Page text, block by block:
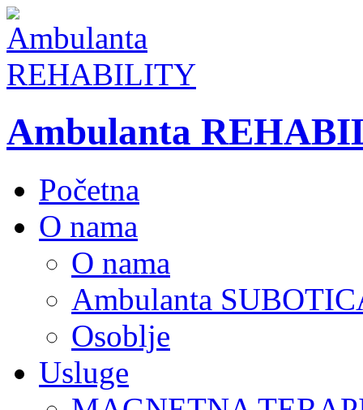
Ambulanta
Početna
O nama
O nama
Ambulanta
Osoblje
Usluge